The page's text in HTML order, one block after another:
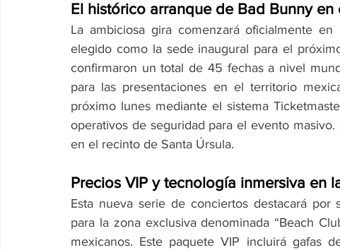
El histórico arranque de Bad Bunny en
La ambiciosa gira comenzará oficialmente
elegido como la sede inaugural para el
confirmaron un total de 45 fechas a nivel
para las presentaciones en el territorio
próximo lunes mediante el sistema
operativos de seguridad para el evento
en el recinto de Santa Úrsula.
Precios VIP y tecnología inmersiva en
Esta nueva serie de conciertos destacará
para la zona exclusiva denominada “Beach
mexicanos. Este paquete VIP incluirá gafas